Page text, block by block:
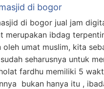
di bogor
di bogor jual jam
merupakan ibdag
oleh umat muslim, kita
seharusnya untuk
fardhu memiliki 5
bukan hanya itu ,